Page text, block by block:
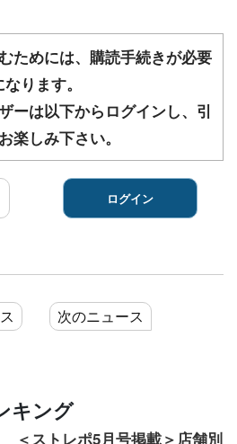
ためには、購読手続きが必要
なります。
ーは以下からログインし、引
楽しみ下さい。
ログイン
次のニュース
キング
＜ストレポ5月号掲載＞店舗別